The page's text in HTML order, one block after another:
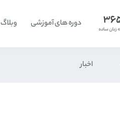
دوره های آموزشی وبلاگ
اخبار